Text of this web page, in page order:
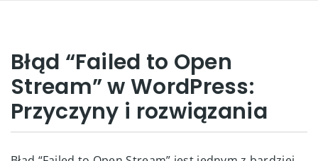
Błąd “Failed to Open
Stream” w WordPress:
Przyczyny i rozwiązania